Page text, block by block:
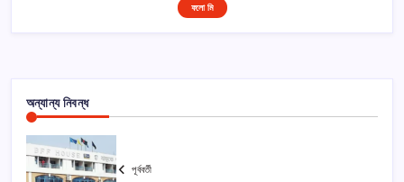
ফলো মি
অন্যান্য নিবন্ধ
পূর্ববর্তী